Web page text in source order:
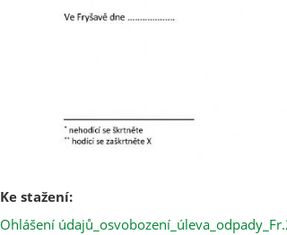
Ke stažení:
Ohlášení